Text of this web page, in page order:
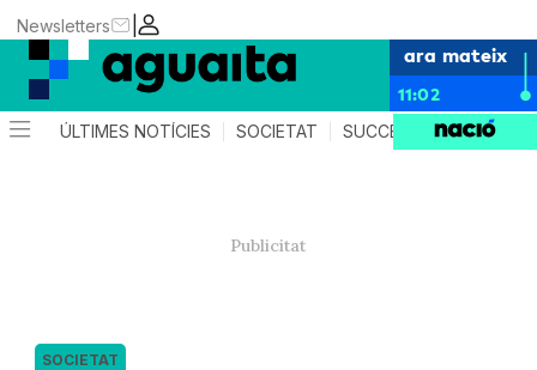
|
Newsletters
ara mateix
11:02
ÚLTIMES NOTÍCIES SOCIETAT SUCCESSOS AGENDA
SOCIETAT